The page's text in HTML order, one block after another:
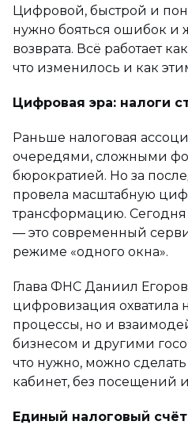
Цифровой, быстрой и
нужно бояться ошибок и
возврата. Всё работает
что изменилось и как
Цифровая эра: налоги
Раньше налоговая
очередями, сложными
бюрократией. Но за
провела масштабную
трансформацию. Сегодня
— это современный
режиме «одного окна».
Глава ФНС Даниил Егоров
цифровизация охватила
процессы, но и
бизнесом и другими
что нужно, можно
кабинет, без посещений
Единый налоговый